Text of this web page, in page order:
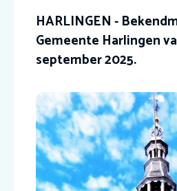
HARLINGEN -
Gemeente Harlingen
september 2025.